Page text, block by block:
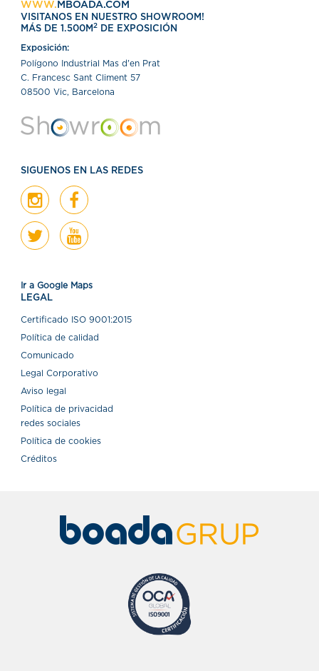
WWW. MBOADA.COM
VISITANOS EN NUESTRO SHOWROOM!
MÁS DE 1.500M 2 DE EXPOSICIÓN
Exposición:
Polígono Industrial Mas d'en Prat
C. Francesc Sant Climent 57
08500 Vic, Barcelona
SIGUENOS EN LAS REDES
Ir a Google Maps
LEGAL
Certiﬁcado ISO 9001:2015
Política de calidad
Comunicado
Legal Corporativo
Aviso legal
Política de privacidad
redes sociales
Política de cookies
Créditos